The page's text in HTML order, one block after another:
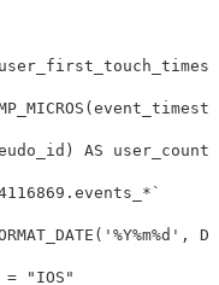
AS user_count
= "IOS"